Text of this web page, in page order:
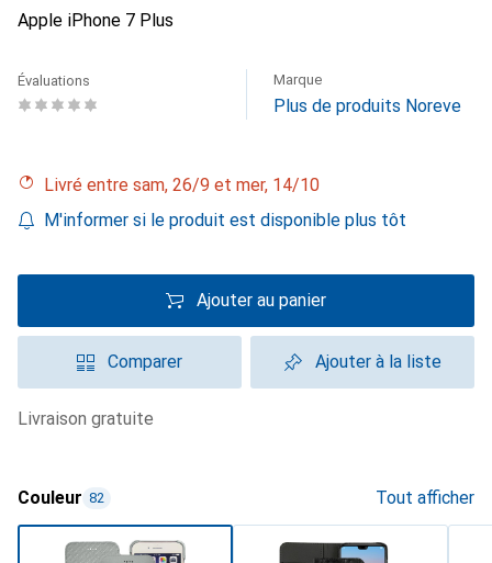
Apple iPhone 7 Plus
Évaluations Marque
Plus de produits Noreve
Livré entre sam, 26/9 et mer, 14/10
M'informer si le produit est disponible plus tôt
Ajouter au panier
Comparer Ajouter à la liste
livraison gratuite
Couleur 82 Tout afficher